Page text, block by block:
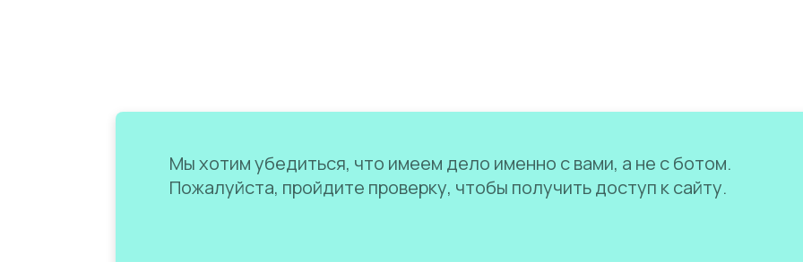
Мы хотим убедиться, что имеем дело именно с вами, а не с ботом.
Пожалуйста, пройдите проверку, чтобы получить доступ к сайту.